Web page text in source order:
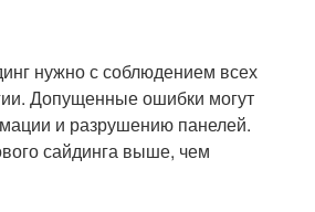
нужно с соблюдением всех
Допущенные ошибки могут
и разрушению панелей.
сайдинга выше, чем